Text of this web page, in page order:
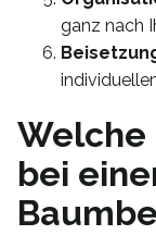
ganz nach
Welche
bei